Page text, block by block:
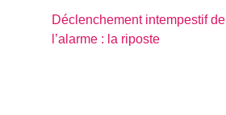
Déclenchement intempestif de
l’alarme : la riposte